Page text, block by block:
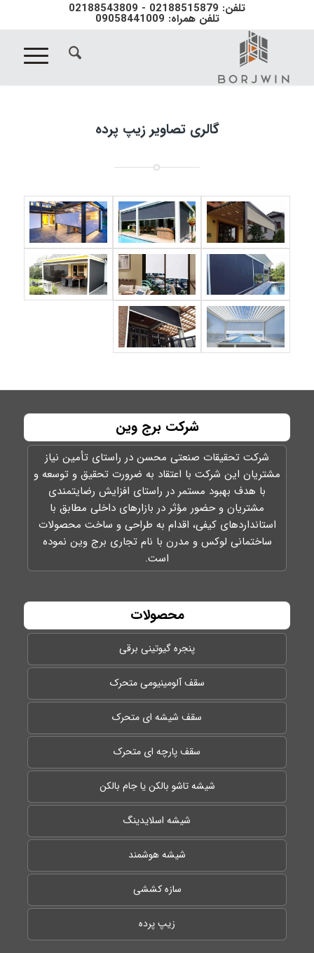
تلفن: 02188515879 - 02188543809
تلفن همراه: 09058441009
گالری تصاویر زیپ پرده
شرکت برج وین
شرکت تحقیقات صنعتی محسن در راستای تأمين نياز
مشتريان اين شركت با اعتقاد به ضرورت تحقيق و توسعه و
با هدف بهبود مستمر در راستای افزايش رضايتمندی
مشتريان و حضور مؤثر در بازارهای داخلی مطابق با
استانداردهای کیفی، اقدام به طراحی و ساخت محصولات
ساختمانی لوکس و مدرن با نام تجاری برج وین نموده
است.
محصولات
پنجره گیوتینی برقی
سقف آلومینیومی متحرک
سقف شیشه ای متحرک
سقف پارچه ای متحرک
شیشه تاشو بالکن یا جام بالکن
شیشه اسلایدینگ
شیشه هوشمند
سازه کششی
زیپ پرده